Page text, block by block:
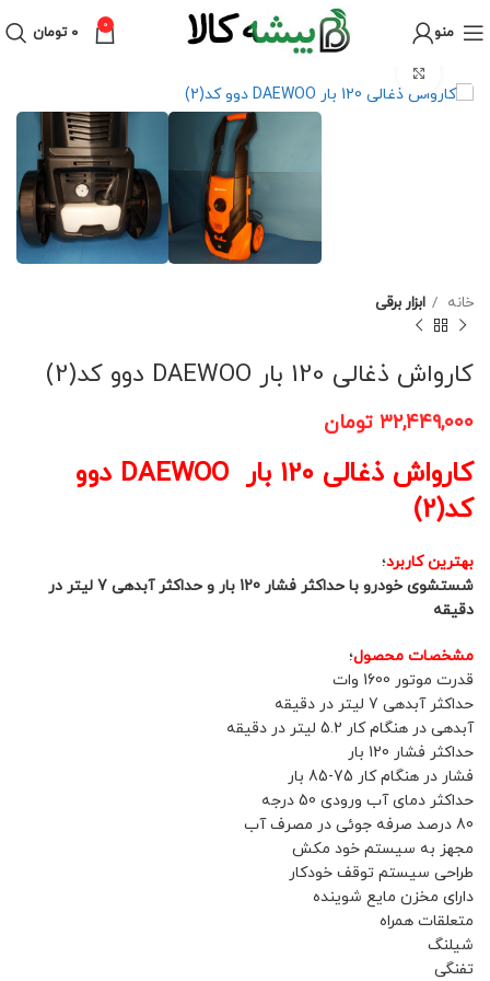
منو 0 ۰ تومان
خانه ابزار برقی
کارواش ذغالی 120 بار DAEWOO دوو کد(2)
۳۲,۴۴۹,۰۰۰ تومان
کارواش ذغالی 120 بار DAEWOO دوو
کد(2)
بهترین کاربرد؛
شستشوی خودرو با حداکثر فشار 120 بار و حداکثر آبدهی 7 لیتر در
دقیقه
مشخصات محصول؛
قدرت موتور 1600 وات
حداکثر آبدهی 7 لیتر در دقیقه
آبدهی در هنگام کار 5.2 لیتر در دقیقه
حداکثر فشار 120 بار
فشار در هنگام کار 75-85 بار
حداکثر دمای آب ورودی 50 درجه
80 درصد صرفه جوئی در مصرف آب
مجهز به سیستم خود مکش
طراحی سیستم توقف خودکار
دارای مخزن مایع شوینده
متعلقات همراه
شیلنگ
تفنگی